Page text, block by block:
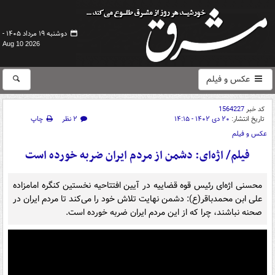
دوشنبه ۱۹ مرداد ۱۴۰۵ -
Aug 10 2026
عکس و فیلم
کد خبر1564227
تاریخ انتشار: ۲۰ دی ۱۴۰۲ - ۱۴:۱۵ ۲ نظر
چاپ
عکس و فیلم
فیلم/ اژه‌ای: دشمن از مردم ایران ضربه خورده است
محسنی اژه‌ای رئیس قوه قضاییه در آیین افتتاحیه نخستین کنگره امامزاده
علی ابن محمدباقر(ع): دشمن نهایت تلاش خود را می‌کند تا مردم ایران در
صحنه نباشند، چرا که از این مردم ایران ضربه خورده است.